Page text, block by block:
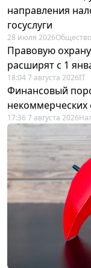
направления
госуслуги
28 июля 2026Общество
Правовую
расширят с 1
18:04 7 августа 2026IT
Финансовый
17:36 7 августа 2026